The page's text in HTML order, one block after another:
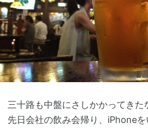
三十路も中盤にさしかかってきた
先日会社の飲み会帰り、iPhoneを